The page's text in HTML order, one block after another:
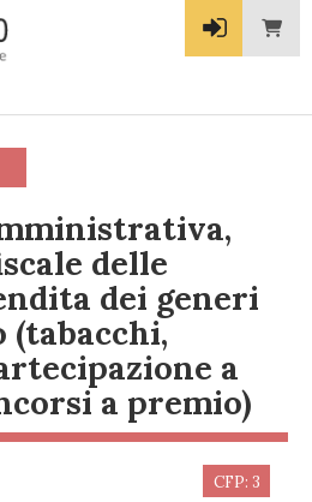
delle
dei generi
(tabacchi,
a
a premio)
CFP: 3